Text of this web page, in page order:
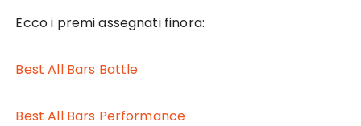
Ecco i premi assegnati finora:
Best All Bars Battle
Best All Bars Performance